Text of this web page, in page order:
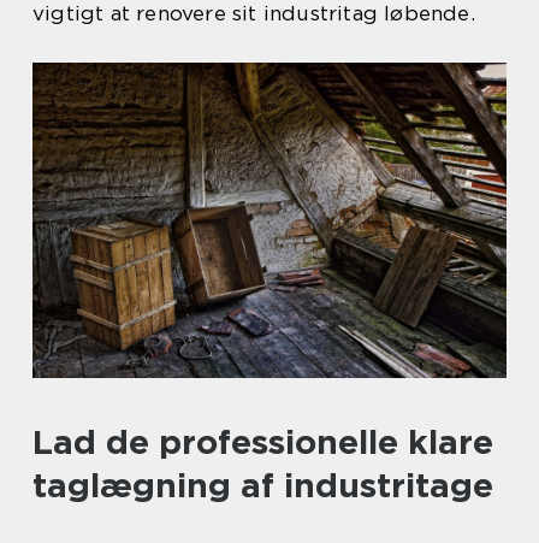
vigtigt at renovere sit industritag løbende.
Lad de professionelle klare
taglægning af industritage